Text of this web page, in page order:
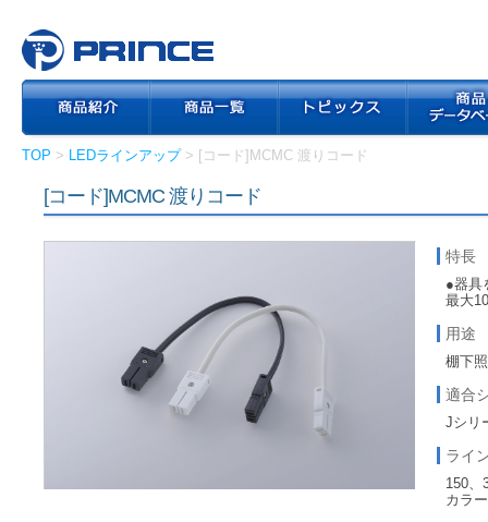
TOP > LEDラインアップ> [コード]MCMC 渡りコード
[コード]MCMC 渡りコード
特長
●器具
最大
用途
棚下
適合
Jシリ
ライ
150、
カラ